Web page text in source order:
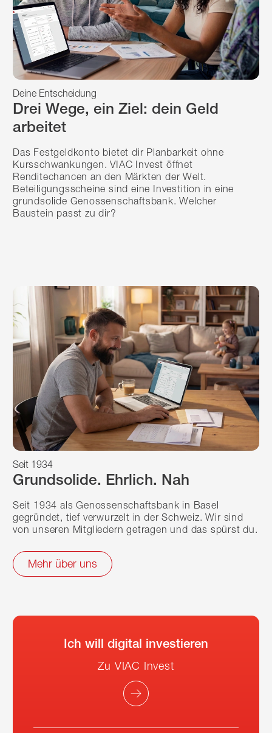
Drei Wege, ein Ziel: dein Geld
arbeitet
Deine Entscheidung
Das Festgeldkonto bietet dir Planbarkeit ohne
Kursschwankungen. VIAC Invest öffnet
Renditechancen an den Märkten der Welt.
Beteiligungsscheine sind eine Investition in eine
grundsolide Genossenschaftsbank. Welcher
Baustein passt zu dir?
Grundsolide. Ehrlich. Nah
Seit 1934
Seit 1934 als Genossenschaftsbank in Basel
gegründet, tief verwurzelt in der Schweiz. Wir sind
von unseren Mitgliedern getragen und das spürst du.
Mehr über uns
Ich will digital investieren
Zu VIAC Invest